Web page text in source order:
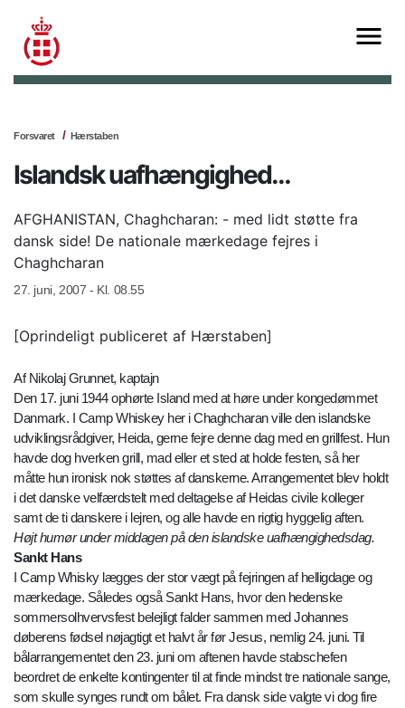
Forsvaret Hærstaben
Islandsk uafhængighed…
AFGHANISTAN, Chaghcharan: - med lidt støtte fra
dansk side! De nationale mærkedage fejres i
Chaghcharan
27. juni, 2007 - Kl. 08.55
[Oprindeligt publiceret af Hærstaben]
Af Nikolaj Grunnet, kaptajn
Den 17. juni 1944 ophørte Island med at høre under kongedømmet
Danmark. I Camp Whiskey her i Chaghcharan ville den islandske
udviklingsrådgiver, Heida, gerne fejre denne dag med en grillfest. Hun
havde dog hverken grill, mad eller et sted at holde festen, så her
måtte hun ironisk nok støttes af danskerne. Arrangementet blev holdt
i det danske velfærdstelt med deltagelse af Heidas civile kolleger
samt de ti danskere i lejren, og alle havde en rigtig hyggelig aften.
Højt humør under middagen på den islandske uafhængighedsdag.
Sankt Hans
I Camp Whisky lægges der stor vægt på fejringen af helligdage og
mærkedage. Således også Sankt Hans, hvor den hedenske
sommersolhvervsfest belejligt falder sammen med Johannes
døberens fødsel nøjagtigt et halvt år før Jesus, nemlig 24. juni. Til
bålarrangementet den 23. juni om aftenen havde stabschefen
beordret de enkelte kontingenter til at finde mindst tre nationale sange,
som skulle synges rundt om bålet. Fra dansk side valgte vi dog fire